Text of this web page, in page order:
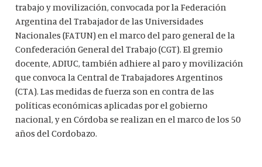
trabajo y movilización, convocada por la Federación
Argentina del Trabajador de las Universidades
Nacionales (FATUN) en el marco del paro general de la
Confederación General del Trabajo (CGT). El gremio
docente, ADIUC, también adhiere al paro y movilización
que convoca la Central de Trabajadores Argentinos
(CTA). Las medidas de fuerza son en contra de las
políticas económicas aplicadas por el gobierno
nacional, y en Córdoba se realizan en el marco de los 50
años del Cordobazo.